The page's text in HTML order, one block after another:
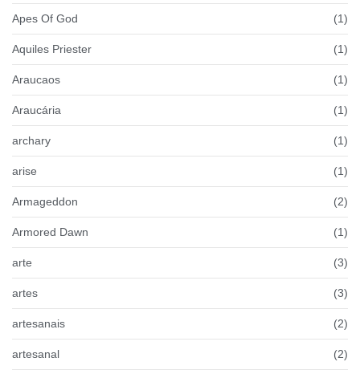
Apes Of God (1)
Aquiles Priester (1)
Araucaos (1)
Araucária (1)
archary (1)
arise (1)
Armageddon (2)
Armored Dawn (1)
arte (3)
artes (3)
artesanais (2)
artesanal (2)